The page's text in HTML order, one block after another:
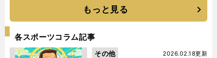
もっと見る
各スポーツコラム記事
2026.02.18更新
その他